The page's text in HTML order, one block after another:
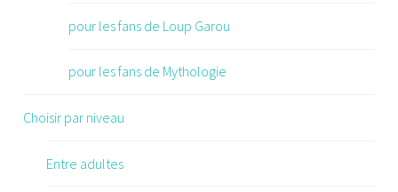
pour les fans de Loup Garou
pour les fans de Mythologie
Choisir par niveau
Entre adultes